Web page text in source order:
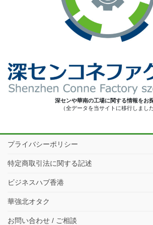
深センや華南の工場に関する情報をお
（全データを当サイトに移行しました
プライバシーポリシー
特定商取引法に関する記述
ビジネスハブ香港
華強北オタク
お問い合わせ / ご相談